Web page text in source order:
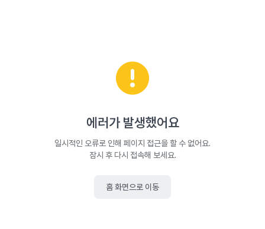
에러가 발생했어요
일시적인 오류로 인해 페이지 접근을 할 수 없어요.
잠시 후 다시 접속해 보세요.
홈 화면으로 이동